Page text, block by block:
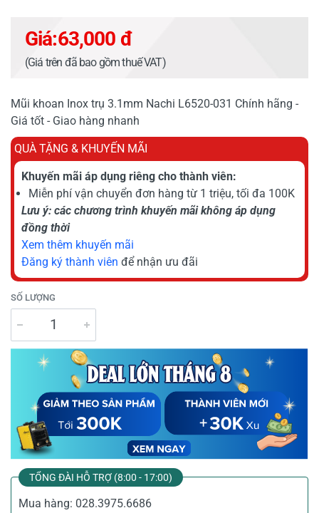
Giá:63,000 đ
(Giá trên đã bao gồm thuế VAT)
Mũi khoan Inox trụ 3.1mm Nachi L6520-031 Chính hãng -
Giá tốt - Giao hàng nhanh
QUÀ TẶNG & KHUYẾN MÃI
Khuyến mãi áp dụng riêng cho thành viên:
Miễn phí vận chuyển đơn hàng từ 1 triệu, tối đa 100K
Lưu ý: các chương trình khuyến mãi không áp dụng
đồng thời
Xem thêm khuyến mãi
Đăng ký thành viên để nhận ưu đãi
SỐ LƯỢNG
TỔNG ĐÀI HỖ TRỢ (8:00 - 17:00)
Mua hàng: 028.3975.6686